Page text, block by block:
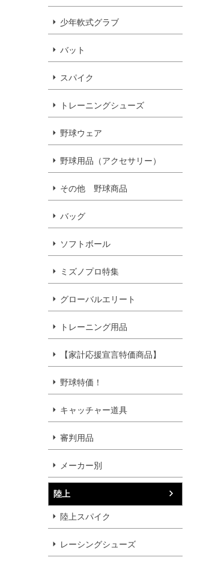
少年軟式グラブ
バット
スパイク
トレーニングシューズ
野球ウェア
野球用品（アクセサリー）
その他 野球商品
バッグ
ソフトボール
ミズノプロ特集
グローバルエリート
トレーニング用品
【家計応援宣言特価商品】
野球特価！
キャッチャー道具
審判用品
メーカー別
陸上
陸上スパイク
レーシングシューズ